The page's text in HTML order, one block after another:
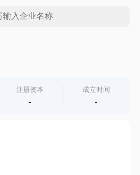
注册资本
-
成立时间
-